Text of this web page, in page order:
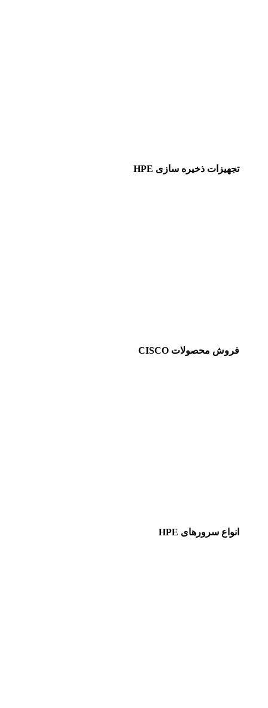
تجهیزات ذخیره سازی HPE
فروش محصولات CISCO
انواع سرورهای HPE